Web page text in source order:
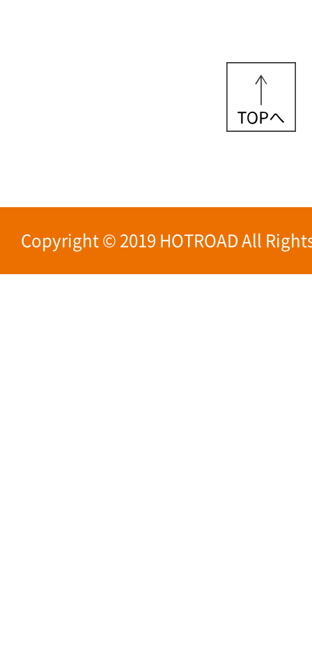
Copyright © 2019 HOTROAD All